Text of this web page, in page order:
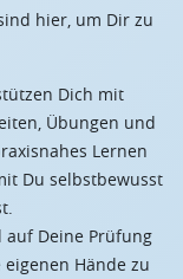
hier, um Dir zu
Dich mit
Übungen und
Lernen
Du selbstbewusst
auf Deine Prüfung
Hände zu